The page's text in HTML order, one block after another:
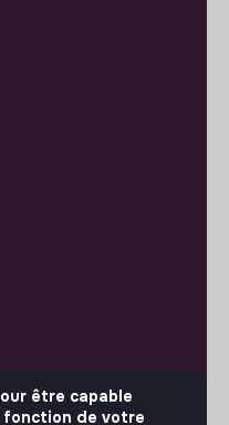
être capable
fonction de votre